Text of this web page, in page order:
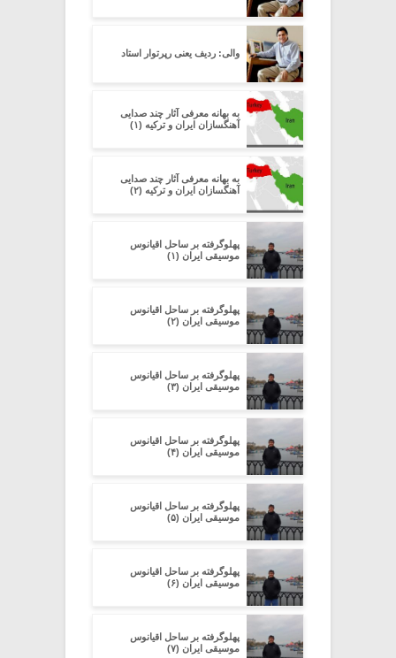
والی: ردیف یعنی رپرتوار استاد
به بهانه معرفی آثار چند صدایی
آهنگسازان ایران و ترکیه (۱)
به بهانه معرفی آثار چند صدایی
آهنگسازان ایران و ترکیه (۲)
پهلوگرفته بر ساحل اقیانوس
موسیقی ایران (۱)
پهلوگرفته بر ساحل اقیانوس
موسیقی ایران (۲)
پهلوگرفته بر ساحل اقیانوس
موسیقی ایران (۳)
پهلوگرفته بر ساحل اقیانوس
موسیقی ایران (۴)
پهلوگرفته بر ساحل اقیانوس
موسیقی ایران (۵)
پهلوگرفته بر ساحل اقیانوس
موسیقی ایران (۶)
پهلوگرفته بر ساحل اقیانوس
موسیقی ایران (۷)